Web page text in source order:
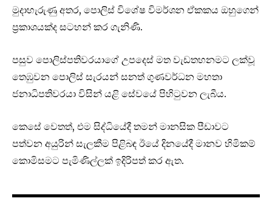
මුදාහැරුණු අතර, පොලිස් විශේෂ විමර්ශන ඒකකය ඔහුගෙන්
ප්‍රකාශයක්ද සටහන් කර ගැනිණි.
පසුව පොලිස්පතිවරයාගේ උපදෙස් මත වැඩතහනමට ලක්වූ
තෙඹුවන පොලිස් සැරයන් සනත් ගුණවර්ධන මහතා
ජනාධිපතිවරයා විසින් යළි සේවයේ පිහිටුවන ලැබීය.
කෙසේ වෙතත්, එම සිද්ධියේදී තමන් මානසික පීඩාවට
පත්වන අයුරින් සැලකීම පිළිබඳ ඊයේ දිනයේදී මානව හිමිකම්
කොමිසමට පැමිණිල්ලක් ඉදිරිපත් කර ඇත.